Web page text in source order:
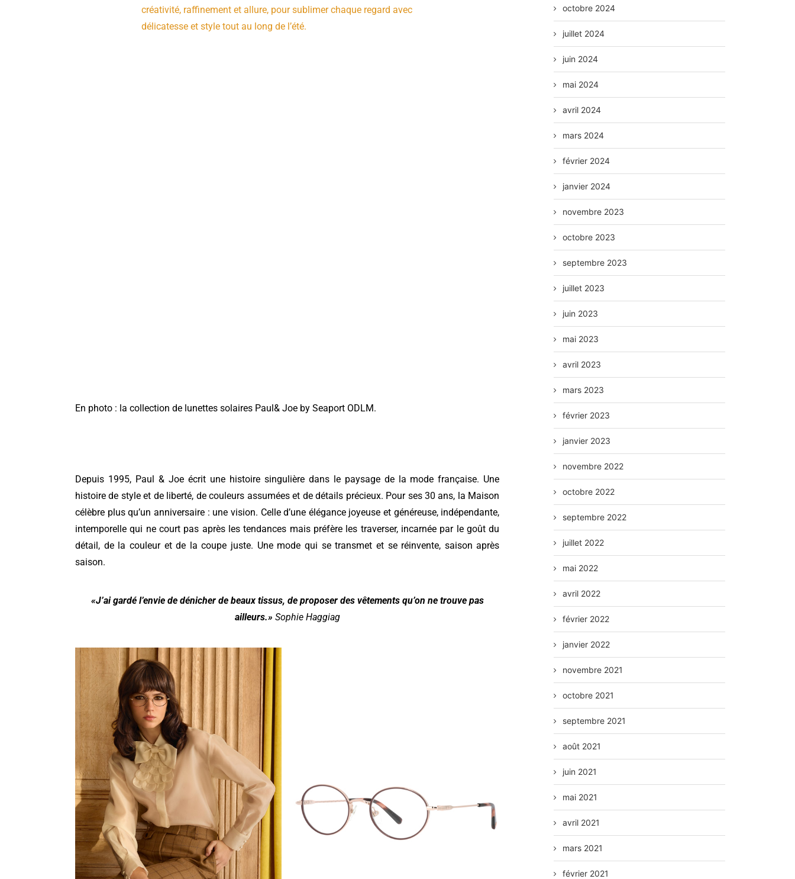
créativité, raffinement et allure, pour sublimer chaque regard avec
délicatesse et style tout au long de l’été.
En photo : la collection de lunettes solaires Paul& Joe by Seaport ODLM.
Depuis 1995, Paul & Joe écrit une histoire singulière dans le paysage de la mode française. Une
histoire de style et de liberté, de couleurs assumées et de détails précieux. Pour ses 30 ans, la Maison
célèbre plus qu’un anniversaire : une vision. Celle d’une élégance joyeuse et généreuse, indépendante,
intemporelle qui ne court pas après les tendances mais préfère les traverser, incarnée par le goût du
détail, de la couleur et de la coupe juste. Une mode qui se transmet et se réinvente, saisonaprès
saison.
«J’ai gardé l’envie de dénicher de beaux tissus, de proposer des vêtements qu’on ne trouve pas
ailleurs.» Sophie Haggiag
octobre 2024
juillet 2024
juin 2024
mai 2024
avril 2024
mars 2024
février 2024
janvier 2024
novembre 2023
octobre 2023
septembre 2023
juillet 2023
juin 2023
mai 2023
avril 2023
mars 2023
février 2023
janvier 2023
novembre 2022
octobre 2022
septembre 2022
juillet 2022
mai 2022
avril 2022
février 2022
janvier 2022
novembre 2021
octobre 2021
septembre 2021
août 2021
juin 2021
mai 2021
avril 2021
mars 2021
février 2021